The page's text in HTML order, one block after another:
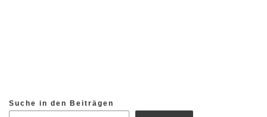
Suche in den Beiträgen